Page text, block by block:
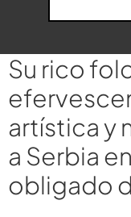
Su rico
artística y
a Serbia
obligado